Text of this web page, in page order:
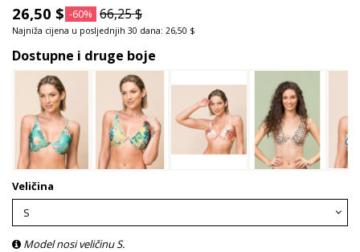
26,50 $ -60% 66,25 $
Najniža cijena u posljednjih 30 dana: 26,50 $
Dostupne i druge boje
Veličina
Model nosi veličinu S.